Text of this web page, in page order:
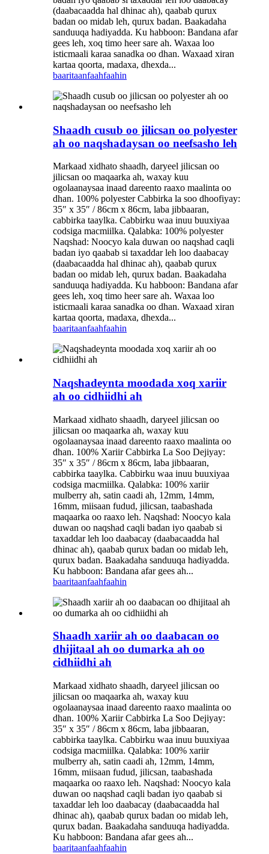
(daabacaadda hal dhinac ah), qaabab qurux
badan oo midab leh, qurux badan. Baakadaha
sanduuqa hadiyadda. Ku habboon: Bandana afar
gees leh, xoq timo heer sare ah. Waxaa loo
isticmaali karaa sanadka oo dhan. Waxaad xiran
kartaa qoorta, madaxa, dhexda...
baaritaanfaahfaahin
Shaadh cusub oo jilicsan oo polyester
ah oo naqshadaysan oo neefsasho leh
Markaad xidhato shaadh, daryeel jilicsan oo
jilicsan oo maqaarka ah, waxay kuu
ogolaanaysaa inaad dareento raaxo maalinta oo
dhan. 100% polyester Cabbirka la soo dhoofiyay:
35″ x 35″ / 86cm x 86cm, laba jibbaaran,
cabbirka taaylka. Cabbirku waa inuu buuxiyaa
codsiga macmiilka. Qalabka: 100% polyester
Naqshad: Noocyo kala duwan oo naqshad caqli
badan iyo qaabab si taxaddar leh loo daabacay
(daabacaadda hal dhinac ah), qaabab qurux
badan oo midab leh, qurux badan. Baakadaha
sanduuqa hadiyadda. Ku habboon: Bandana afar
gees leh, xoq timo heer sare ah. Waxaa loo
isticmaali karaa sanadka oo dhan. Waxaad xiran
kartaa qoorta, madaxa, dhexda...
baaritaanfaahfaahin
Naqshadeynta moodada xoq xariir
ah oo cidhiidhi ah
Markaad xidhato shaadh, daryeel jilicsan oo
jilicsan oo maqaarka ah, waxay kuu
ogolaanaysaa inaad dareento raaxo maalinta oo
dhan. 100% Xariir Cabbirka La Soo Dejiyay:
35″ x 35″ / 86cm x 86cm, laba jibbaaran,
cabbirka taaylka. Cabbirku waa inuu buuxiyaa
codsiga macmiilka. Qalabka: 100% xariir
mulberry ah, satin caadi ah, 12mm, 14mm,
16mm, miisaan fudud, jilicsan, taabashada
maqaarka oo raaxo leh. Naqshad: Noocyo kala
duwan oo naqshad caqli badan iyo qaabab si
taxaddar leh loo daabacay (daabacaadda hal
dhinac ah), qaabab qurux badan oo midab leh,
qurux badan. Baakadaha sanduuqa hadiyadda.
Ku habboon: Bandana afar gees ah...
baaritaanfaahfaahin
Shaadh xariir ah oo daabacan oo
dhijitaal ah oo dumarka ah oo
cidhiidhi ah
Markaad xidhato shaadh, daryeel jilicsan oo
jilicsan oo maqaarka ah, waxay kuu
ogolaanaysaa inaad dareento raaxo maalinta oo
dhan. 100% Xariir Cabbirka La Soo Dejiyay:
35″ x 35″ / 86cm x 86cm, laba jibbaaran,
cabbirka taaylka. Cabbirku waa inuu buuxiyaa
codsiga macmiilka. Qalabka: 100% xariir
mulberry ah, satin caadi ah, 12mm, 14mm,
16mm, miisaan fudud, jilicsan, taabashada
maqaarka oo raaxo leh. Naqshad: Noocyo kala
duwan oo naqshad caqli badan iyo qaabab si
taxaddar leh loo daabacay (daabacaadda hal
dhinac ah), qaabab qurux badan oo midab leh,
qurux badan. Baakadaha sanduuqa hadiyadda.
Ku habboon: Bandana afar gees ah...
baaritaanfaahfaahin